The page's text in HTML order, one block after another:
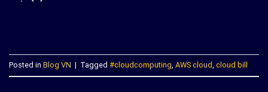
Posted in Blog VN | Tagged #cloudcomputing AWS cloud cloud bill